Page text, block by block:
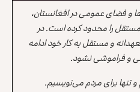
و فضای عمومی در افغانستان،
را محدود کرده است. در
و مستقل به کار خود ادامه
و فراموشی نشود.
تنها برای مردم می‌نویسیم.